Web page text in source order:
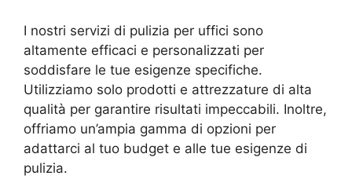
I nostri servizi di pulizia per uffici sono
altamente efficaci e personalizzati per
soddisfare le tue esigenze specifiche.
Utilizziamo solo prodotti e attrezzature di alta
qualità per garantire risultati impeccabili. Inoltre,
offriamo un’ampia gamma di opzioni per
adattarci al tuo budget e alle tue esigenze di
pulizia.